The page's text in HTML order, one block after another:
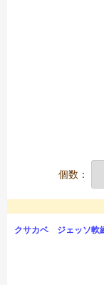
個数：
クサカベ ジェッソ軟